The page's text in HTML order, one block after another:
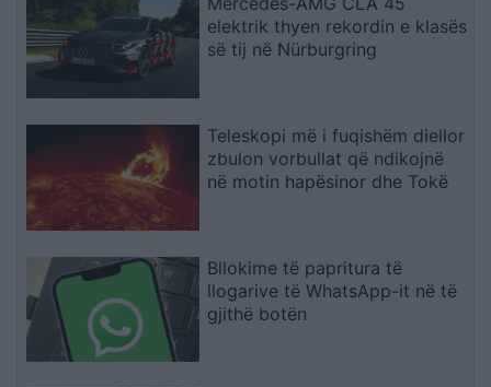
elektrik thyen rekordin e klasës
së tij në Nürburgring
Teleskopi më i fuqishëm diellor
zbulon vorbullat që ndikojnë
në motin hapësinor dhe Tokë
Bllokime të papritura të
llogarive të WhatsApp-it në të
gjithë botën